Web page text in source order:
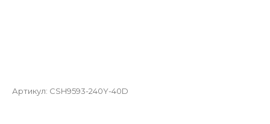
Артикул: CSH9593-240Y-40D